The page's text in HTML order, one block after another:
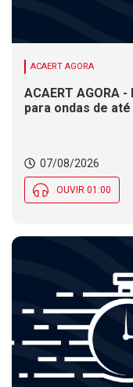
ACAERT AGORA
ACAERT AGORA
para ondas de
07/08/2026
OUVIR 01:00